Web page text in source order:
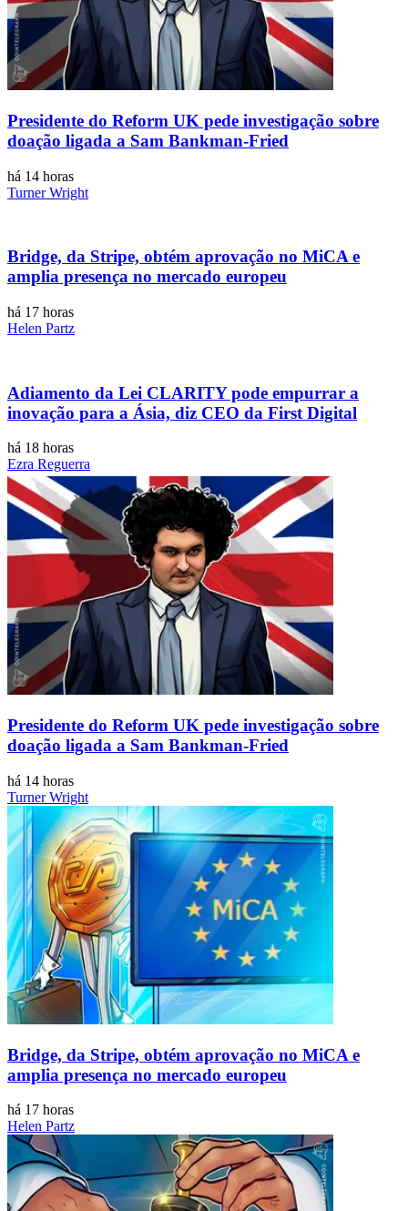
Presidente do Reform UK pede investigação sobre
doação ligada a Sam Bankman-Fried
há 14 horas
Turner Wright
Bridge, da Stripe, obtém aprovação no MiCA e
amplia presença no mercado europeu
há 17 horas
Helen Partz
Adiamento da Lei CLARITY pode empurrar a
inovação para a Ásia, diz CEO da First Digital
há 18 horas
Ezra Reguerra
Presidente do Reform UK pede investigação sobre
doação ligada a Sam Bankman-Fried
há 14 horas
Turner Wright
Bridge, da Stripe, obtém aprovação no MiCA e
amplia presença no mercado europeu
há 17 horas
Helen Partz